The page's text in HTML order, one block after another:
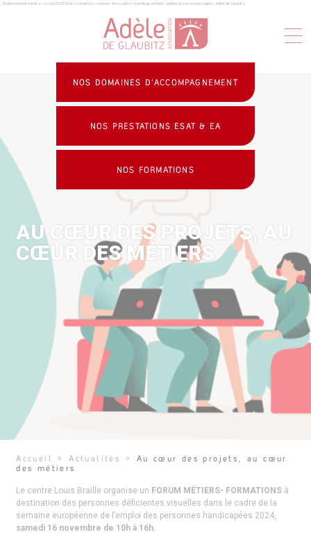
Panneau de gestion des cookies
Établissement médico-social, ESAT, EA & formation continue : Association handicap, enfants, adultes & personnes âgées - Adèle de Glaubitz
NOS DOMAINES D’ACCOMPAGNEMENT
NOS PRESTATIONS ESAT & EA
NOS FORMATIONS
AU CŒUR DES PROJETS, AU
CŒUR DES MÉTIERS
Accueil >Actualités > Au cœur des projets, au cœur
des métiers
Le centre Louis Braille organise un FORUM MÉTIERS- FORMATIONS à
destination des personnes déficientes visuelles dans le cadre de la
semaine européenne de l’emploi des personnes handicapées 2024,
samedi 16 novembre de 10h à 16h.